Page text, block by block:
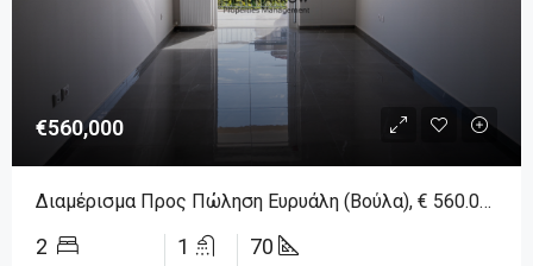
€560,000
Διαμέρισμα Προς Πώληση Ευρυάλη (Βούλα), € 560.000, 70 Τ.μ.
2 1 70